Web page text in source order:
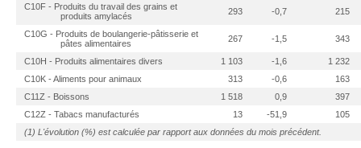
C10F - Produits du travail des grains et
produits amylacés
293 -0,7 215
C10G - Produits de boulangerie-pâtisserie et
pâtes alimentaires
267 -1,5 343
C10H - Produits alimentaires divers 1 103 -1,6
1 232
C10K - Aliments pour animaux
313 -0,6
163
C11Z - Boissons
1 518 0,9
397
C12Z - Tabacs manufacturés
13 -51,9
105
(1) L'évolution (%) est calculée par rapport aux données du mois précédent.